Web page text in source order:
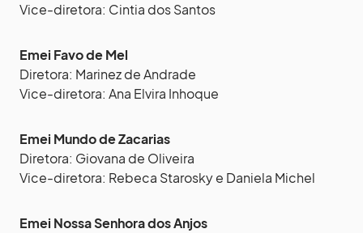
Vice-diretora: Cintia dos Santos
Emei Favo de Mel
Diretora: Marinez de Andrade
Vice-diretora: Ana Elvira Inhoque
Emei Mundo de Zacarias
Diretora: Giovana de Oliveira
Vice-diretora: Rebeca Starosky e Daniela Michel
Emei Nossa Senhora dos Anjos